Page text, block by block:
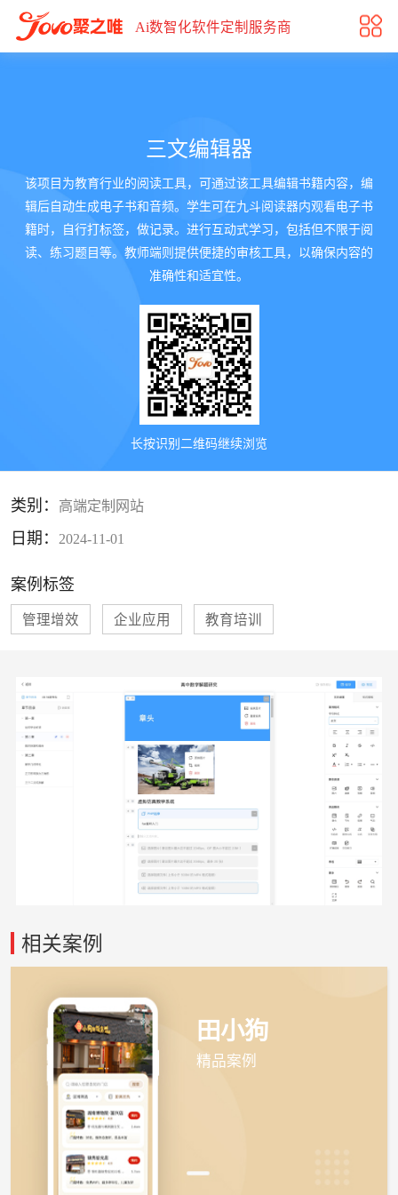
三文编辑器
Ai数智化软件定制服务商
三文编辑器
该项目为教育行业的阅读工具，可通过该工具编辑书籍内容，编
辑后自动生成电子书和音频。学生可在九斗阅读器内观看电子书
籍时，自行打标签，做记录。进行互动式学习，包括但不限于阅
读、练习题目等。教师端则提供便捷的审核工具，以确保内容的
准确性和适宜性。
长按识别二维码继续浏览
类别： 高端定制网站
日期： 2024-11-01
案例标签
管理增效 企业应用 教育培训
相关案例
田小狗
精品案例